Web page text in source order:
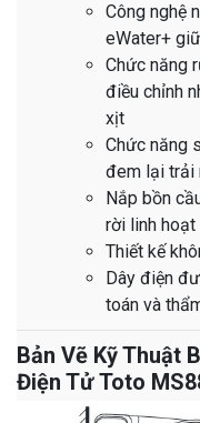
Công nghệ
eWater+
Chức năng
điều chỉnh
xịt
Chức năng
đem lại trải
Nắp bồn
rời linh hoạt
Thiết kế
Dây điện
toán và
Bản Vẽ Kỹ Thuật
Điện Tử Toto